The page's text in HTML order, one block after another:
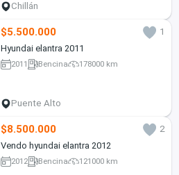
Chillán
$5.500.000
1
Hyundai elantra 2011
2011 Bencina 178000 km
Puente Alto
$8.500.000
2
Vendo hyundai elantra 2012
2012 Bencina 121000 km